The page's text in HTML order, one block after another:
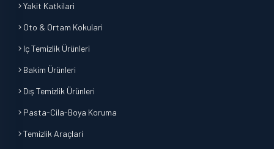
Yakit Katkilari
Oto & Ortam Kokulari
Iç Temizlik Ürünleri
Bakim Ürünleri
Dış Temizlik Ürünleri
Pasta-Cila-Boya Koruma
Temizlik Araçlari